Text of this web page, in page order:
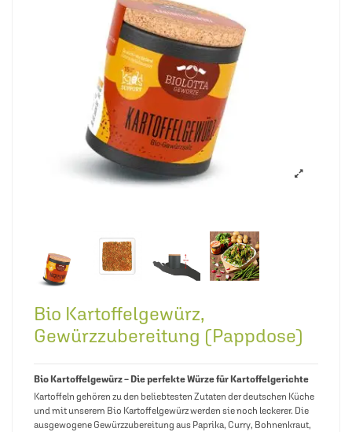
Bio Kartoffelgewürz,
Gewürzzubereitung (Pappdose)
Bio Kartoffelgewürz – Die perfekte Würze für Kartoffelgerichte
Kartoffeln gehören zu den beliebtesten Zutaten der deutschen Küche
und mit unserem Bio Kartoffelgewürz werden sie noch leckerer. Die
ausgewogene Gewürzzubereitung aus Paprika, Curry, Bohnenkraut,